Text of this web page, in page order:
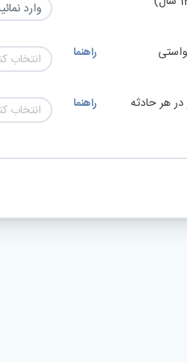
راهنما انتخاب
هر حادثه راهنما انتخاب